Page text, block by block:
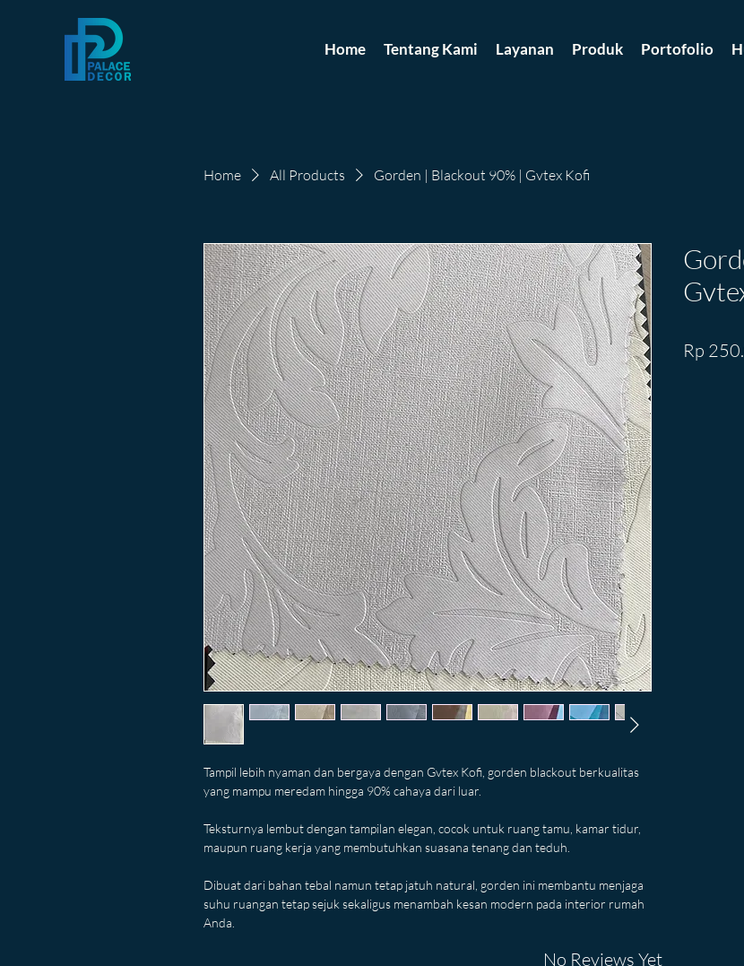
Home Tentang Kami Layanan Produk Portofolio
Home All Products Gorden | Blackout 90% | Gvtex Kofi
Tampil lebih nyaman dan bergaya dengan Gvtex Kofi, gorden blackout berkualitas
yang mampu meredam hingga 90% cahaya dari luar.
Teksturnya lembut dengan tampilan elegan, cocok untuk ruang tamu, kamar tidur,
maupun ruang kerja yang membutuhkan suasana tenang dan teduh.
Dibuat dari bahan tebal namun tetap jatuh natural, gorden ini membantu menjaga
suhu ruangan tetap sejuk sekaligus menambah kesan modern pada interior rumah
Anda.
Rp
No Reviews Yet